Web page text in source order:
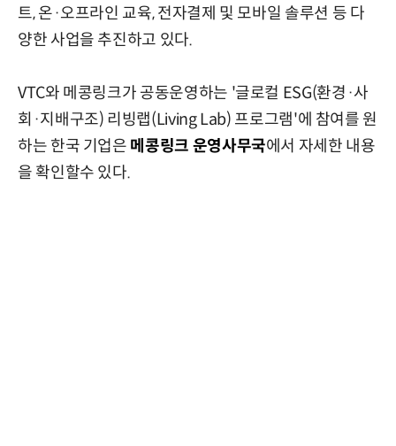
트, 온·오프라인 교육, 전자결제 및 모바일 솔루션 등 다
양한 사업을 추진하고 있다.
VTC와 메콩링크가 공동운영하는 '글로컬 ESG(환경·사
회·지배구조) 리빙랩(Living Lab) 프로그램'에 참여를 원
하는 한국 기업은 메콩링크 운영사무국에서 자세한 내용
을 확인할수 있다.